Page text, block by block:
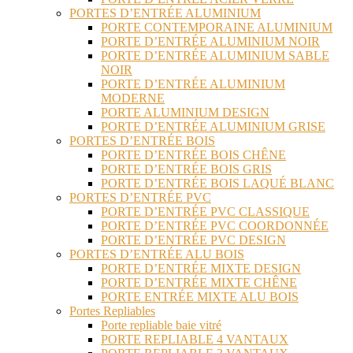
PORTES D’ENTRÉE ALUMINIUM
PORTE CONTEMPORAINE ALUMINIUM
PORTE D’ENTRÉE ALUMINIUM NOIR
PORTE D’ENTRÉE ALUMINIUM SABLE
NOIR
PORTE D’ENTRÉE ALUMINIUM
MODERNE
PORTE ALUMINIUM DESIGN
PORTE D’ENTRÉE ALUMINIUM GRISE
PORTES D’ENTRÉE BOIS
PORTE D’ENTRÉE BOIS CHÊNE
PORTE D’ENTRÉE BOIS GRIS
PORTE D’ENTRÉE BOIS LAQUÉ BLANC
PORTES D’ENTRÉE PVC
PORTE D’ENTRÉE PVC CLASSIQUE
PORTE D’ENTRÉE PVC COORDONNÉE
PORTE D’ENTRÉE PVC DESIGN
PORTES D’ENTRÉE ALU BOIS
PORTE D’ENTRÉE MIXTE DESIGN
PORTE D’ENTRÉE MIXTE CHÊNE
PORTE ENTRÉE MIXTE ALU BOIS
Portes Repliables
Porte repliable baie vitré
PORTE REPLIABLE 4 VANTAUX